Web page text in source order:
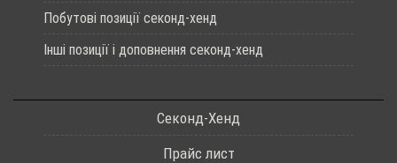
Побутові позиції секонд-хенд
Інші позиції і доповнення секонд-хенд
Секонд-Хенд
Прайс лист